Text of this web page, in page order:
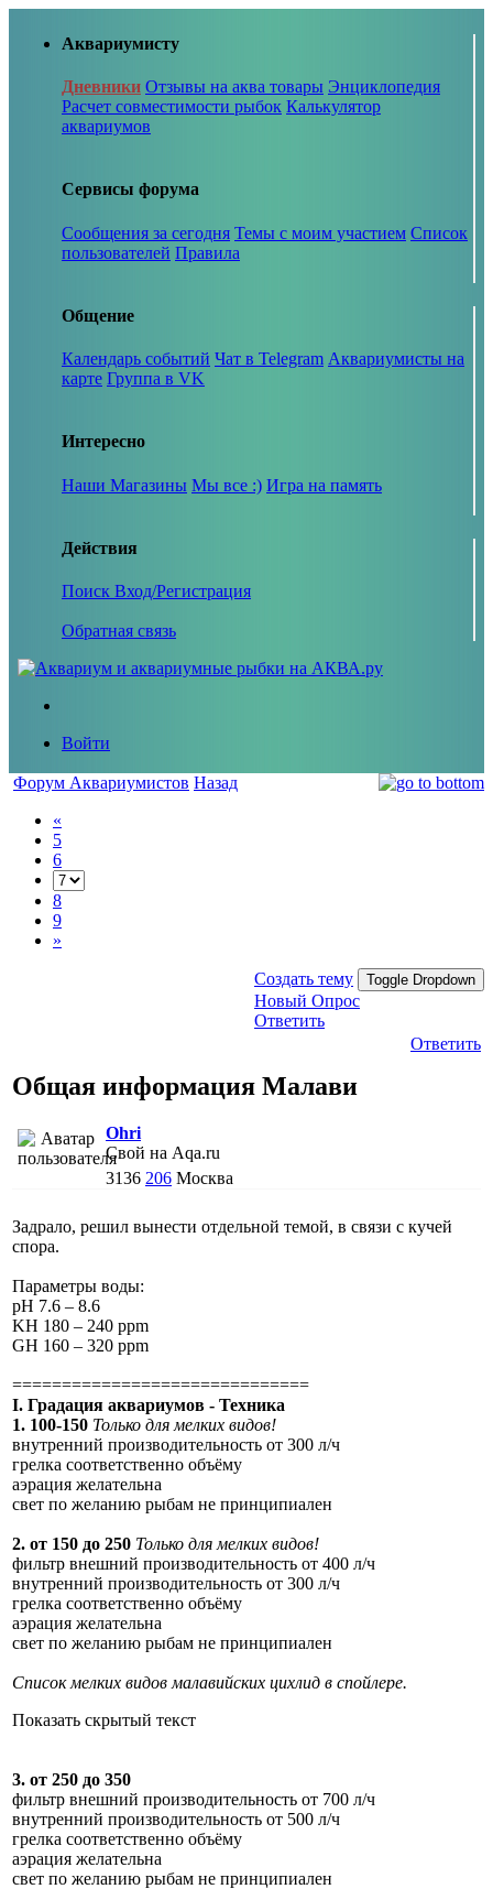
Аквариумисту
Дневники Отзывы на аква товары Энциклопедия
Расчет совместимости рыбок Калькулятор
аквариумов
Сервисы форума
Сообщения за сегодня Темы с моим участием Список
пользователей Правила
Общение
Календарь событий Чат в Telegram Аквариумисты на
карте Группа в VK
Интересно
Наши Магазины Мы все :) Игра на память
Действия
Поиск Вход/Регистрация
Обратная связь
Войти
Форум Аквариумистов Назад
«
5
6
8
9
»
Создать тему Toggle Dropdown
Новый Опрос
Ответить
Ответить
Общая информация Малави
Ohri
Свой на Aqa.ru
3136 206 Москва
Задрало, решил вынести отдельной темой, в связи с кучей
спора.
Параметры воды:
pH 7.6 – 8.6
KH 180 – 240 ppm
GH 160 – 320 ppm
==============================
I. Градация аквариумов - Техника
1. 100-150 Только для мелких видов!
внутренний производительность от 300 л/ч
грелка соответственно объёму
аэрация желательна
свет по желанию рыбам не принципиален
2. от 150 до 250 Только для мелких видов!
фильтр внешний производительность от 400 л/ч
внутренний производительность от 300 л/ч
грелка соответственно объёму
аэрация желательна
свет по желанию рыбам не принципиален
Список мелких видов малавийских цихлид в спойлере.
Показать скрытый текст
3. от 250 до 350
фильтр внешний производительность от 700 л/ч
внутренний производительность от 500 л/ч
грелка соответственно объёму
аэрация желательна
свет по желанию рыбам не принципиален